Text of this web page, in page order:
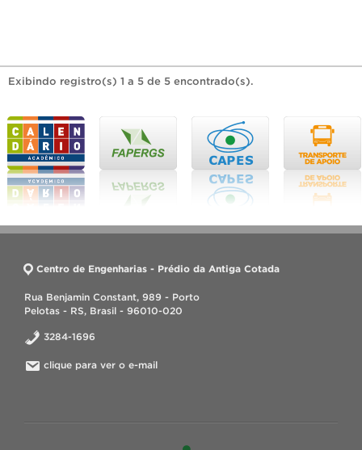
Exibindo registro(s) 1 a 5 de 5 encontrado(s).
Centro de Engenharias - Prédio da Antiga Cotada
Rua Benjamin Constant, 989 - Porto
Pelotas - RS, Brasil - 96010-020
3284-1696
clique para ver o e-mail